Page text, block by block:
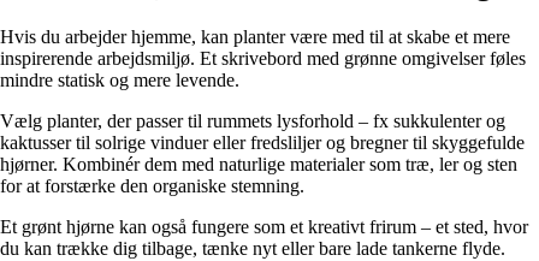
Hvis du arbejder hjemme, kan planter være med til at skabe et mere
inspirerende arbejdsmiljø. Et skrivebord med grønne omgivelser føles
mindre statisk og mere levende.
Vælg planter, der passer til rummets lysforhold – fx sukkulenter og
kaktusser til solrige vinduer eller fredsliljer og bregner til skyggefulde
hjørner. Kombinér dem med naturlige materialer som træ, ler og sten
for at forstærke den organiske stemning.
Et grønt hjørne kan også fungere som et kreativt frirum – et sted, hvor
du kan trække dig tilbage, tænke nyt eller bare lade tankerne flyde.